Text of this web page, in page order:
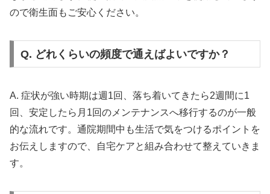
ので衛生面もご安心ください。
Q. どれくらいの頻度で通えばよいですか？
A. 症状が強い時期は週1回、落ち着いてきたら2週間に1
回、安定したら月1回のメンテナンスへ移行するのが一般
的な流れです。通院期間中も生活で気をつけるポイントを
お伝えしますので、自宅ケアと組み合わせて整えていきま
す。